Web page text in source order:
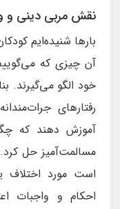
نقش مربی دینی و
بارها شنیده‌ایم
آن چیزی که
خود الگو می‌گیرند.
رفتارهای
آموزش دهند که
مسالمت‌آمیز حل
است مورد اختلاف
احکام و واجبات